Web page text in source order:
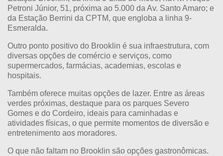
Petroni Júnior, 51, próxima ao 5.000 da Av. Santo Amaro; e
da Estação Berrini da CPTM, que engloba a linha 9-
Esmeralda.
Outro ponto positivo do Brooklin é sua infraestrutura, com
diversas opções de comércio e serviços, como
supermercados, farmácias, academias, escolas e
hospitais.
Também oferece muitas opções de lazer. Entre as áreas
verdes próximas, destaque para os parques Severo
Gomes e do Cordeiro, ideais para caminhadas e
atividades físicas, o que permite momentos de diversão e
entretenimento aos moradores.
O que não faltam no Brooklin são opções gastronômicas.